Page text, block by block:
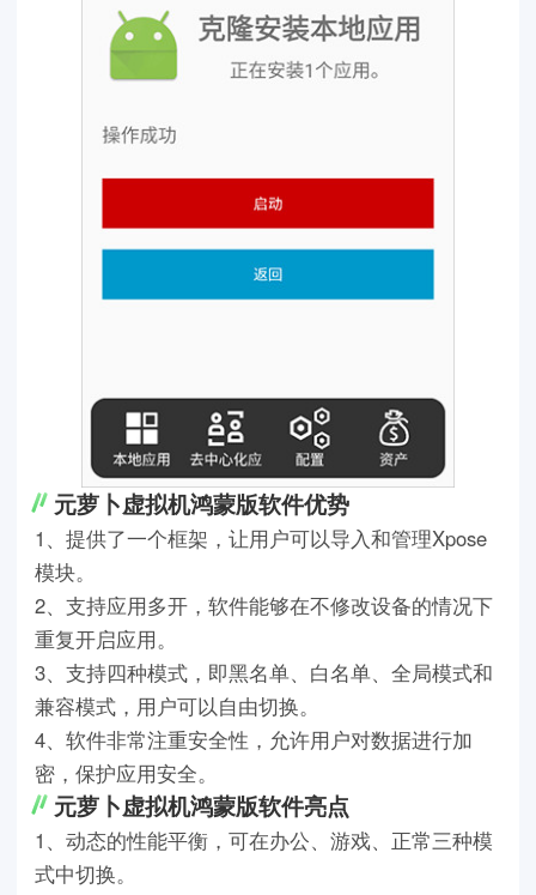
元萝卜虚拟机鸿蒙版软件优势
1、提供了一个框架，让用户可以导入和管理Xpose
模块。
2、支持应用多开，软件能够在不修改设备的情况下
重复开启应用。
3、支持四种模式，即黑名单、白名单、全局模式和
兼容模式，用户可以自由切换。
4、软件非常注重安全性，允许用户对数据进行加
密，保护应用安全。
元萝卜虚拟机鸿蒙版软件亮点
1、动态的性能平衡，可在办公、游戏、正常三种模
式中切换。